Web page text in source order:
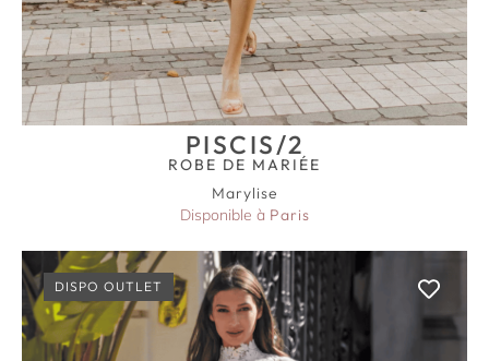
PISCIS/2
ROBE DE MARIÉE
Marylise
Disponible à Paris
DISPO OUTLET